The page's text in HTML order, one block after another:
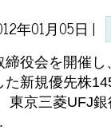
年01月05日 |
締役会を開催
新規優先株
東京三菱UFJ